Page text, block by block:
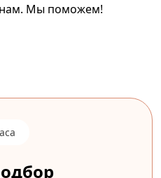
Мы поможем!